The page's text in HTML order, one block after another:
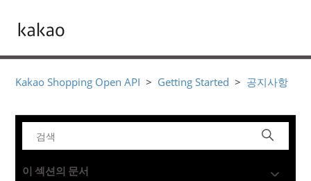
Kakao Shopping Open API Getting Started 공지사항
이 섹션의 문서